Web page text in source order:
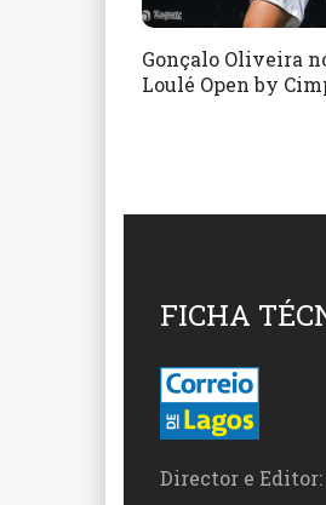
Gonçalo Oliveira
Loulé Open by
FICHA
Director e Editor: